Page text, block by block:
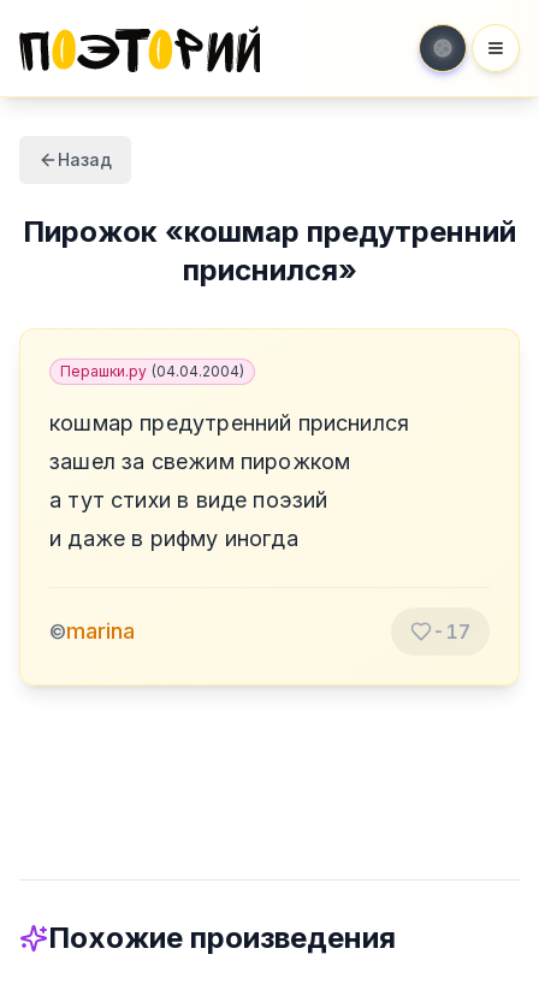
Назад
Пирожок «кошмар предутренний
приснился»
Перашки.ру (04.04.2004)
кошмар предутренний приснился
зашел за свежим пирожком
а тут стихи в виде поэзий
и даже в рифму иногда
©marina -17
Похожие произведения